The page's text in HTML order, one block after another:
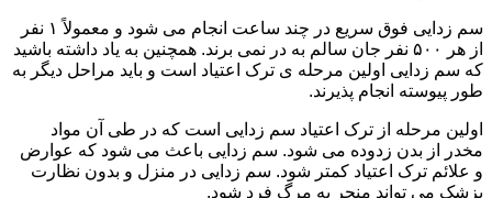
سم زدایی فوق سریع در چند ساعت انجام می شود و معمولاً ۱ نفر
از هر ۵۰۰ نفر جان سالم به در نمی برند. همچنین به یاد داشته باشید
که سم زدایی اولین مرحله ی ترک اعتیاد است و باید مراحل دیگر به
طور پیوسته انجام پذیرند.
اولین مرحله از ترک اعتیاد سم زدایی است که در طی آن مواد
مخدر از بدن زدوده می شود. سم زدایی باعث می شود که عوارض
و علائم ترک اعتیاد کمتر شود. سم زدایی در منزل و بدون نظارت
پزشک می تواند منجر به مرگ فرد شود.